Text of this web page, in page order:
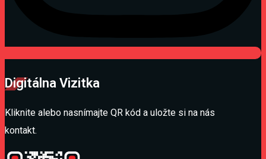
Digitálna Vizitka
Kliknite alebo nasnímajte QR kód a uložte si na nás
kontakt.